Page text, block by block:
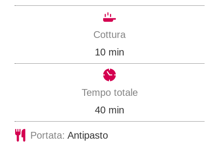
i
t
i
Cottura
10m
i
t
i
min
Tempo totale
40mmin
Portata: Antipasto